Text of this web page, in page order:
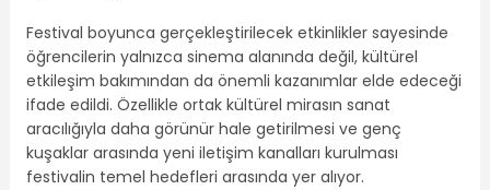
Festival boyunca gerçekleştirilecek etkinlikler sayesinde
öğrencilerin yalnızca sinema alanında değil, kültürel
etkileşim bakımından da önemli kazanımlar elde edeceği
ifade edildi. Özellikle ortak kültürel mirasın sanat
aracılığıyla daha görünür hale getirilmesi ve genç
kuşaklar arasında yeni iletişim kanalları kurulması
festivalin temel hedefleri arasında yer alıyor.